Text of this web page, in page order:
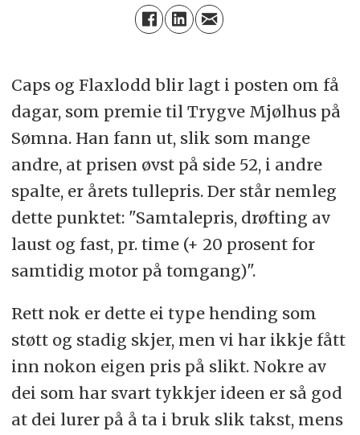
Caps og Flaxlodd blir lagt i posten om få
dagar, som premie til Trygve Mjølhus på
Sømna. Han fann ut, slik som mange
andre, at prisen øvst på side 52, i andre
spalte, er årets tullepris. Der står nemleg
dette punktet: "Samtalepris, drøfting av
laust og fast, pr. time (+ 20 prosent for
samtidig motor på tomgang)".
Rett nok er dette ei type hending som
støtt og stadig skjer, men vi har ikkje fått
inn nokon eigen pris på slikt. Nokre av
dei som har svart tykkjer ideen er så god
at dei lurer på å ta i bruk slik takst, mens